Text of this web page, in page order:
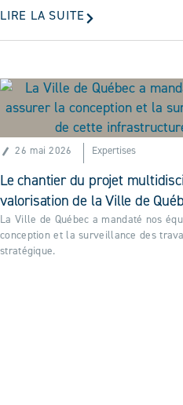
LIRE LA SUITE
26 mai 2026 Expertises
Le chantier du projet
valorisation de la Ville de
La Ville de Québec a mandaté nos
conception et la surveillance des
stratégique.